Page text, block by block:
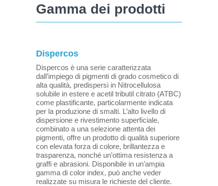
Gamma dei prodotti
Dispercos
Dispercos è una serie caratterizzata
dall’impiego di pigmenti di grado cosmetico di
alta qualità, predispersi in Nitrocellulosa
solubile in estere e acetil tributil citrato (ATBC)
come plastificante, particolarmente indicata
per la produzione di smalti. L’alto livello di
dispersione e rivestimento superficiale,
combinato a una selezione attenta dei
pigmenti, offre un prodotto di qualità superiore
con elevata forza di colore, brillantezza e
trasparenza, nonché un’ottima resistenza a
graffi e abrasioni. Disponibile in un’ampia
gamma di color index, può anche veder
realizzate su misura le richieste del cliente.